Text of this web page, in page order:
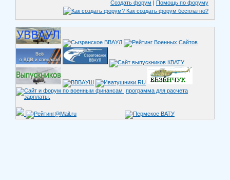
Создать форум | Помощь по форуму